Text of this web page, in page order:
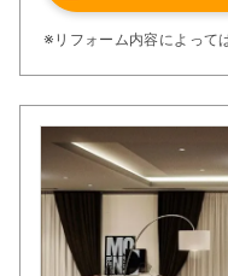
※リフォーム内容によって